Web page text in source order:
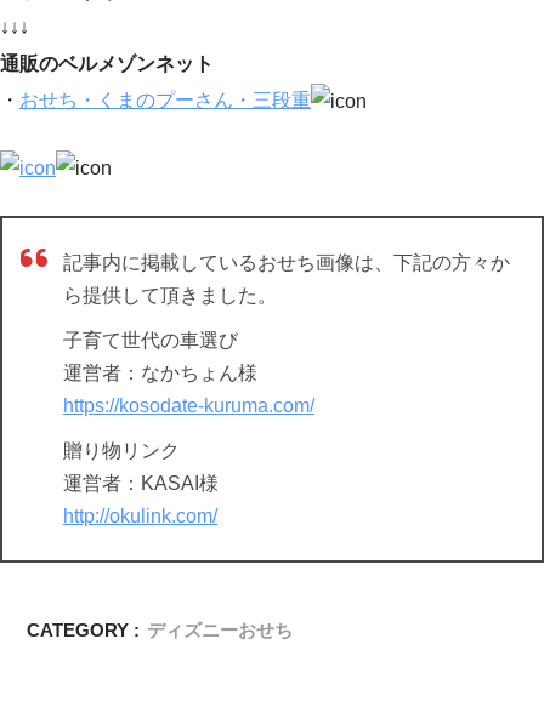
↓↓↓
通販のベルメゾンネット
・ おせち・くまのプーさん・三段重
記事内に掲載しているおせち画像は、下記の方々か
ら提供して頂きました。
子育て世代の車選び
運営者：なかちょん様
https://kosodate-kuruma.com/
贈り物リンク
運営者：KASAI様
http://okulink.com/
CATEGORY : ディズニーおせち